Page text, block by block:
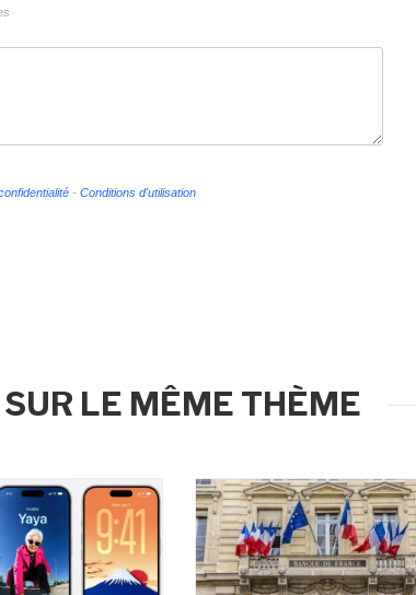
- Conditions d'utilisation
SUR LE MÊME THÈME